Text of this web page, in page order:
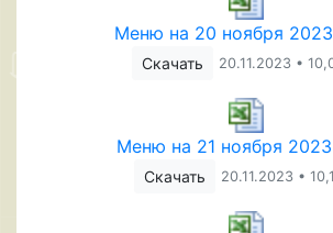
Меню на 20 ноября
Скачать 20.11.2023 •
Меню на 21 ноября 2023
Скачать 20.11.2023 •